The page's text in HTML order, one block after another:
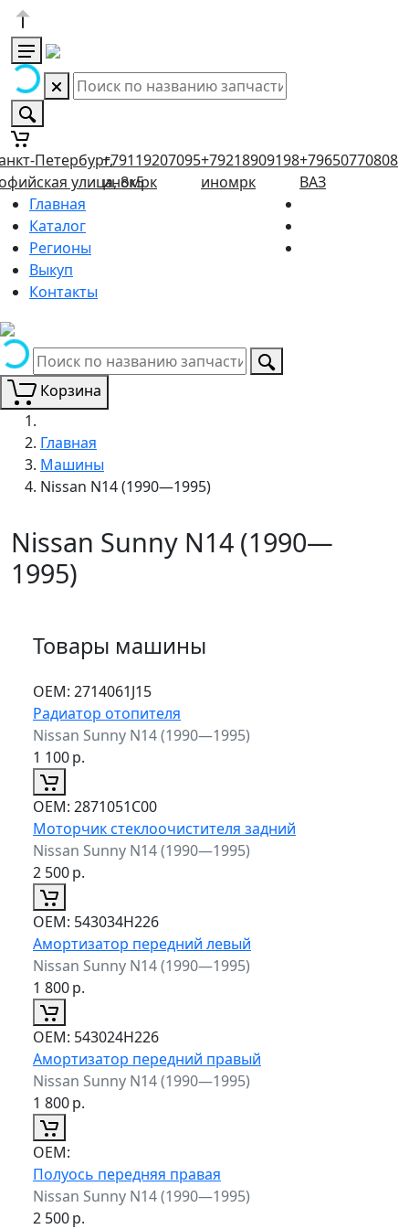
Петербург,
улица, 8к5
+79119207095
иномрк
+79218909198
иномрк
+79650770808
ВАЗ
Главная
Каталог
Регионы
Выкуп
Контакты
Корзина
Главная
Машины
Nissan N14 (1990—1995)
Nissan Sunny N14 (1990—
1995)
Товары машины
ОЕМ: 2714061J15
Радиатор отопителя
Nissan Sunny N14 (1990—1995)
1 100р.
ОЕМ: 2871051C00
Моторчик стеклоочистителя задний
Nissan Sunny N14 (1990—1995)
2 500р.
ОЕМ: 543034H226
Амортизатор передний левый
Nissan Sunny N14 (1990—1995)
1 800р.
ОЕМ: 543024H226
Амортизатор передний правый
Nissan Sunny N14 (1990—1995)
1 800р.
ОЕМ:
Полуось передняя правая
Nissan Sunny N14 (1990—1995)
2 500р.